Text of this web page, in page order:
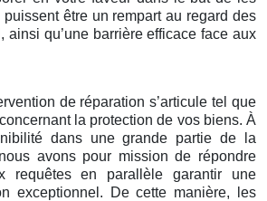
être un rempart au regard des
ainsi qu’une barrière efficace face aux
de réparation s’articule tel que
la protection de vos biens. À
dans une grande partie de la
avons pour mission de répondre
requêtes en parallèle garantir une
exceptionnel. De cette manière, les